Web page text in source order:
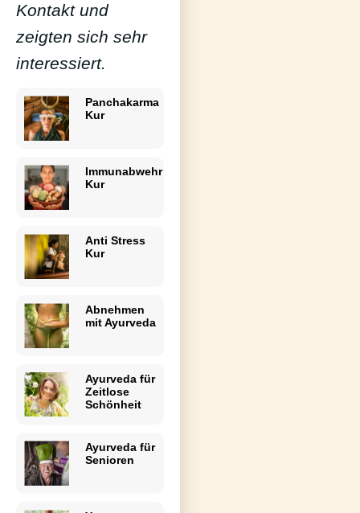
Kontakt und
zeigten sich sehr
interessiert.
Panchakarma
Kur
Immunabwehr
Kur
Anti Stress
Kur
Abnehmen
mit Ayurveda
Ayurveda für
Zeitlose
Schönheit
Ayurveda für
Senioren